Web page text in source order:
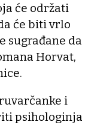
će održati
će biti vrlo
sugrađane da
Horvat,
i
psihologinja